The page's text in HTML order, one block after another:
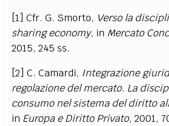
[1] Cfr. G. Smorto, Verso la
sharing economy, in Mercato
2015, 245 ss.
[2] C. Camardi, Integrazione
regolazione del mercato. La
consumo nel sistema del diritto
in Europa e Diritto Privato, 2001,